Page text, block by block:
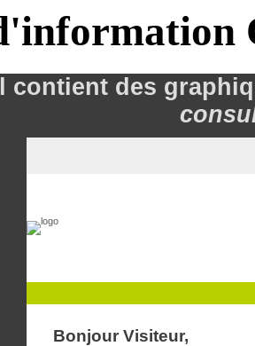
contient des
Bonjour Visiteur,